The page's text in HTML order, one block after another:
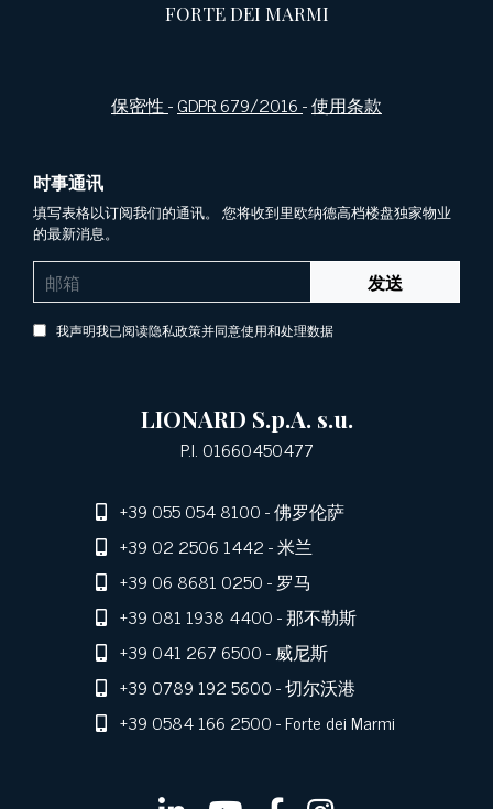
FORTE DEI MARMI
保密性-GDPR 679/2016-使用条款
时事通讯
填写表格以订阅我们的通讯。 您将收到里欧纳德高档楼盘独家物业
的最新消息。
发送
我声明我已阅读隐私政策并同意使用和处理数据
LIONARD S.p.A. s.u.
P.I. 01660450477
+39 055 054 8100- 佛罗伦萨
+39 02 2506 1442- 米兰
+39 06 8681 0250- 罗马
+39 081 1938 4400- 那不勒斯
+39 041 267 6500- 威尼斯
+39 0789 192 5600- 切尔沃港
+39 0584 166 2500- Forte dei Marmi